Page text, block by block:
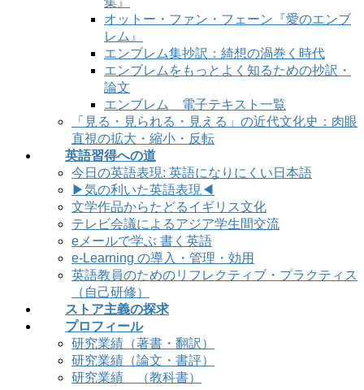
オットー・ファン・フェーン『愛のエンブ
レム』
エンブレム集抄訳：綺想の渦巻く時代
エンブレムをもっとよく知るための抄訳・
論文
エンブレム 電子テキスト一覧
「見る・見られる・見える」の近代文化史：肉眼
直視の拡大・縮小・反転
英語習得への道
今日の英語表現: 英語になりにくい日本語
▶気の利いた英語表現◀
文学作品からたどるイギリス文化
テレビ会議によるアジア学生間交流
eメールで学ぶ 書く英語
e-Learning の導入・管理・効用
英語教員のためのリフレクティブ・プラクティス
（自己研修）
ストア主義の探求
プロフィール
研究業績（著書・翻訳）
研究業績（論文・書評）
研究業績 （教科書）